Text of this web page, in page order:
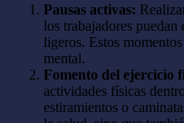
Pausas activas:
los trabajadores
ligeros. Estos
mental.
Fomento del ejercicio
actividades físicas
estiramientos o